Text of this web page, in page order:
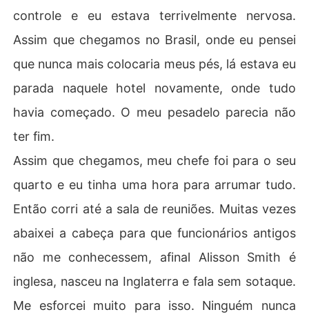
alculada e pragmática, logo se transforma em uma intri
s convicções. E no meio dessa trama toda ele descobre
um dos segredos de Alisson que o deixa ainda mais env
olvido por ela.
controle e eu estava terrivelmente nervosa.
Assim que chegamos no Brasil, onde eu pensei
que nunca mais colocaria meus pés, lá estava eu
parada naquele hotel novamente, onde tudo
havia começado. O meu pesadelo parecia não
ter fim.
Assim que chegamos, meu chefe foi para o seu
quarto e eu tinha uma hora para arrumar tudo.
Então corri até a sala de reuniões. Muitas vezes
abaixei a cabeça para que funcionários antigos
não me conhecessem, afinal Alisson Smith é
inglesa, nasceu na Inglaterra e fala sem sotaque.
Me esforcei muito para isso. Ninguém nunca